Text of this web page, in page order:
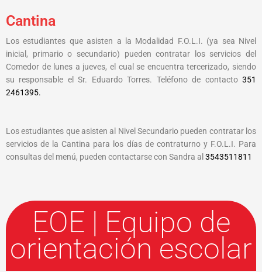
Cantina
Los estudiantes que asisten a la Modalidad F.O.L.I. (ya sea Nivel
inicial, primario o secundario) pueden contratar los servicios del
Comedor de lunes a jueves, el cual se encuentra tercerizado, siendo
su responsable el Sr. Eduardo Torres. Teléfono de contacto 351
2461395.
Los estudiantes que asisten al Nivel Secundario pueden contratar los
servicios de la Cantina para los días de contraturno y F.O.L.I. Para
consultas del menú, pueden contactarse con Sandra al 3543511811
EOE | Equipo de
orientación escolar